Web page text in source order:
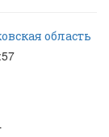
область